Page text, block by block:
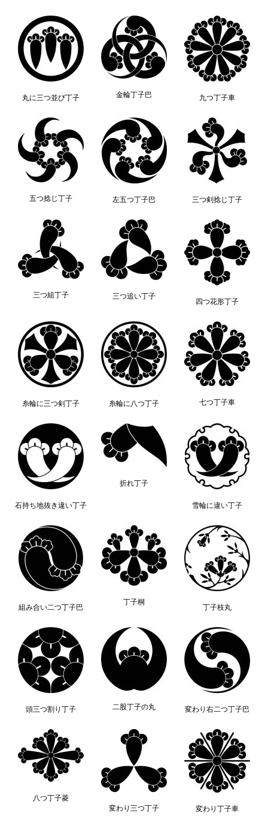
丸に三つ並び丁子 金輪丁子巴 九つ丁子車
五つ捻じ丁子 左五つ丁子巴 三つ剣捻じ丁子
三つ組丁子 三つ追い丁子
四つ花形丁子
糸輪に三つ剣丁子 糸輪に八つ丁子 七つ丁子車
石持ち地抜き違い丁子
折れ丁子
雪輪に違い丁子
組み合い二つ丁子巴
丁子桐
丁子枝丸
頭三つ割り丁子 二股丁子の丸 変わり右二つ丁子巴
八つ丁子菱
変わり三つ丁子
変わり丁子車